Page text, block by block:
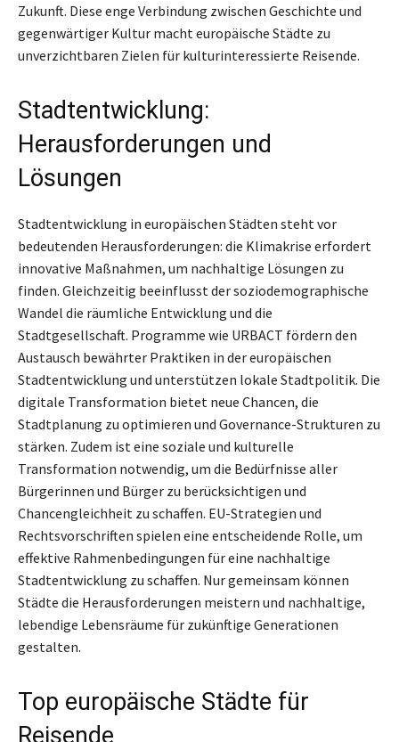
Zukunft. Diese enge Verbindung zwischen Geschichte und
gegenwärtiger Kultur macht europäische Städte zu
unverzichtbaren Zielen für kulturinteressierte Reisende.
Stadtentwicklung:
Herausforderungen und
Lösungen
Stadtentwicklung in europäischen Städten steht vor
bedeutenden Herausforderungen: die Klimakrise erfordert
innovative Maßnahmen, um nachhaltige Lösungen zu
finden. Gleichzeitig beeinflusst der soziodemographische
Wandel die räumliche Entwicklung und die
Stadtgesellschaft. Programme wie URBACT fördern den
Austausch bewährter Praktiken in der europäischen
Stadtentwicklung und unterstützen lokale Stadtpolitik. Die
digitale Transformation bietet neue Chancen, die
Stadtplanung zu optimieren und Governance-Strukturen zu
stärken. Zudem ist eine soziale und kulturelle
Transformation notwendig, um die Bedürfnisse aller
Bürgerinnen und Bürger zu berücksichtigen und
Chancengleichheit zu schaffen. EU-Strategien und
Rechtsvorschriften spielen eine entscheidende Rolle, um
effektive Rahmenbedingungen für eine nachhaltige
Stadtentwicklung zu schaffen. Nur gemeinsam können
Städte die Herausforderungen meistern und nachhaltige,
lebendige Lebensräume für zukünftige Generationen
gestalten.
Top europäische Städte für
Reisende